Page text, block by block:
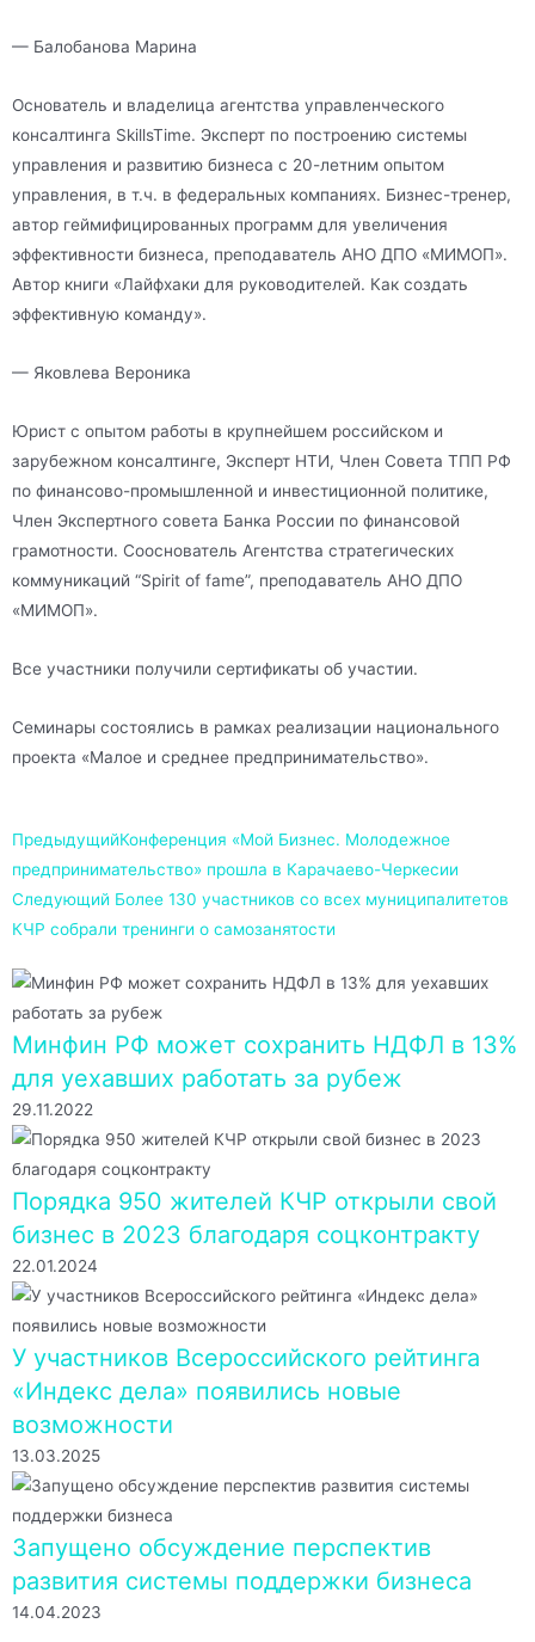
— Балобанова Марина
Основатель и владелица агентства управленческого
консалтинга SkillsTime. Эксперт по построению системы
управления и развитию бизнеса с 20-летним опытом
управления, в т.ч. в федеральных компаниях. Бизнес-тренер,
автор геймифицированных программ для увеличения
эффективности бизнеса, преподаватель АНО ДПО «МИМОП».
Автор книги «Лайфхаки для руководителей. Как создать
эффективную команду».
— Яковлева Вероника
Юрист с опытом работы в крупнейшем российском и
зарубежном консалтинге, Эксперт НТИ, Член Совета ТПП РФ
по финансово-промышленной и инвестиционной политике,
Член Экспертного совета Банка России по финансовой
грамотности. Сооснователь Агентства стратегических
коммуникаций “Spirit of fame”, преподаватель АНО ДПО
«МИМОП».
Все участники получили сертификаты об участии.
Семинары состоялись в рамках реализации национального
проекта «Малое и среднее предпринимательство».
ПредыдущийКонференция «Мой Бизнес. Молодежное
предпринимательство» прошла в Карачаево-Черкесии
Следующий Более 130 участников со всех муниципалитетов
КЧР собрали тренинги о самозанятости
Минфин РФ может сохранить НДФЛ в 13%
для уехавших работать за рубеж
29.11.2022
Порядка 950 жителей КЧР открыли свой
бизнес в 2023 благодаря соцконтракту
22.01.2024
У участников Всероссийского рейтинга
«Индекс дела» появились новые
возможности
13.03.2025
Запущено обсуждение перспектив
развития системы поддержки бизнеса
14.04.2023